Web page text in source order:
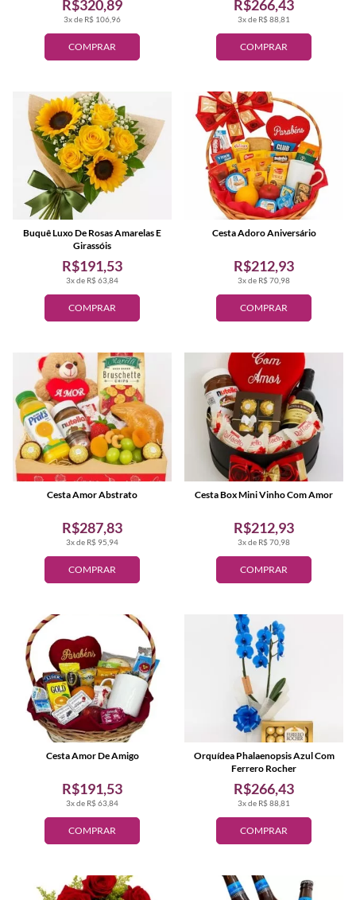
COMPRAR
3x de R$ 106,96
R$320,89
COMPRAR
3x de R$ 88,81
R$266,43
COMPRAR
3x de R$ 63,84
R$191,53
Buquê Luxo De Rosas Amarelas E
Girassóis
COMPRAR
3x de R$ 70,98
R$212,93
Cesta Adoro Aniversário
COMPRAR
3x de R$ 95,94
R$287,83
Cesta Amor Abstrato
COMPRAR
3x de R$ 70,98
R$212,93
Cesta Box Mini Vinho Com Amor
COMPRAR
3x de R$ 63,84
R$191,53
Cesta Amor De Amigo
COMPRAR
3x de R$ 88,81
R$266,43
Orquídea Phalaenopsis Azul Com
Ferrero Rocher